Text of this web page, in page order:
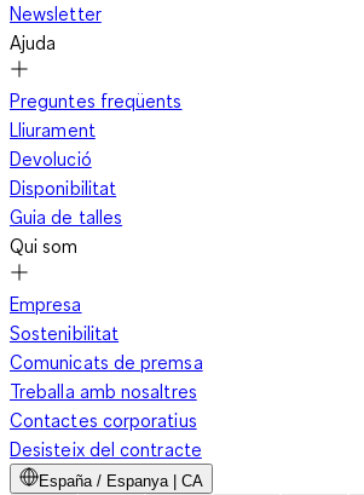
Newsletter
Ajuda
Preguntes freqüents
Lliurament
Devolució
Disponibilitat
Guia de talles
Qui som
Empresa
Sostenibilitat
Comunicats de premsa
Treballa amb nosaltres
Contactes corporatius
Desisteix del contracte
España / Espanya | CA